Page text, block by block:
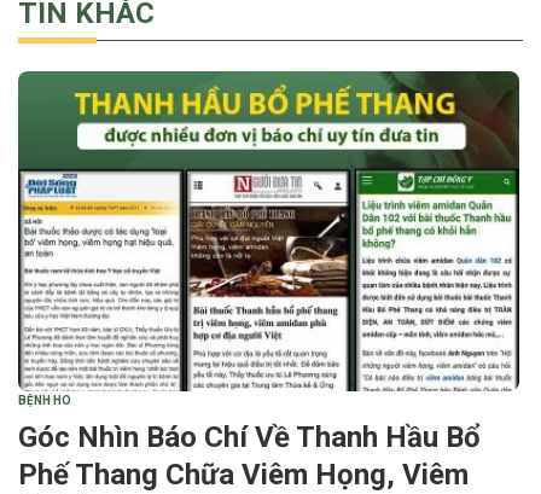
TIN KHÁC
BỆNH HO
Góc Nhìn Báo Chí Về Thanh Hầu Bổ
Phế Thang Chữa Viêm Họng, Viêm